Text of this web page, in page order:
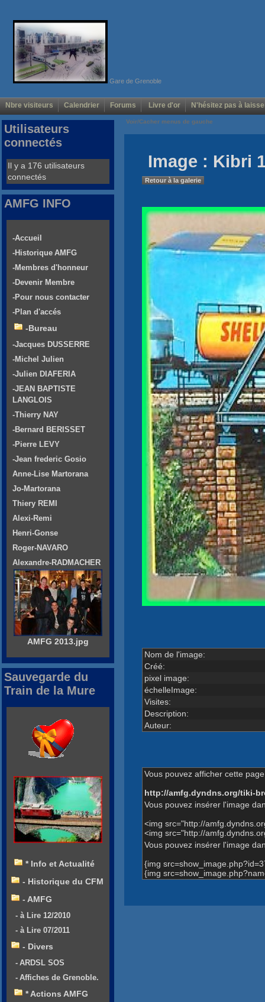
Gare de Grenoble
Nbre visiteurs Calendrier Forums Livre d'or N'hésitez pas à
Voir/Cacher menus de gauche
Image : Kibri
Retour à la galerie
Nom de l'image:
Créé:
pixel image:
échelleImage:
Visites:
Description:
Auteur:
Vous pouvez afficher cette
http://amfg.dyndns.org/tiki-
Vous pouvez insérer l'image
<img src="http://
<img src="http://
Vous pouvez insérer l'image
{img
{img
Utilisateurs
connectés
Il y a 176 utilisateurs
connectés
AMFG INFO
-Accueil
-Historique AMFG
-Membres d'honneur
-Devenir Membre
-Pour nous contacter
-Plan d'accés
-Bureau
-Jacques DUSSERRE
-Michel Julien
-Julien DIAFERIA
-JEAN BAPTISTE
LANGLOIS
-Thierry NAY
-Bernard BERISSET
-Pierre LEVY
-Jean frederic Gosio
Anne-Lise Martorana
Jo-Martorana
Thiery REMI
Alexi-Remi
Henri-Gonse
Roger-NAVARO
Alexandre-RADMACHER
AMFG 2013.jpg
Sauvegarde du
Train de la Mure
* Info et Actualité
- Historique du CFM
- AMFG
- à Lire 12/2010
- à Lire 07/2011
- Divers
- ARDSL SOS
- Affiches de Grenoble.
* Actions AMFG